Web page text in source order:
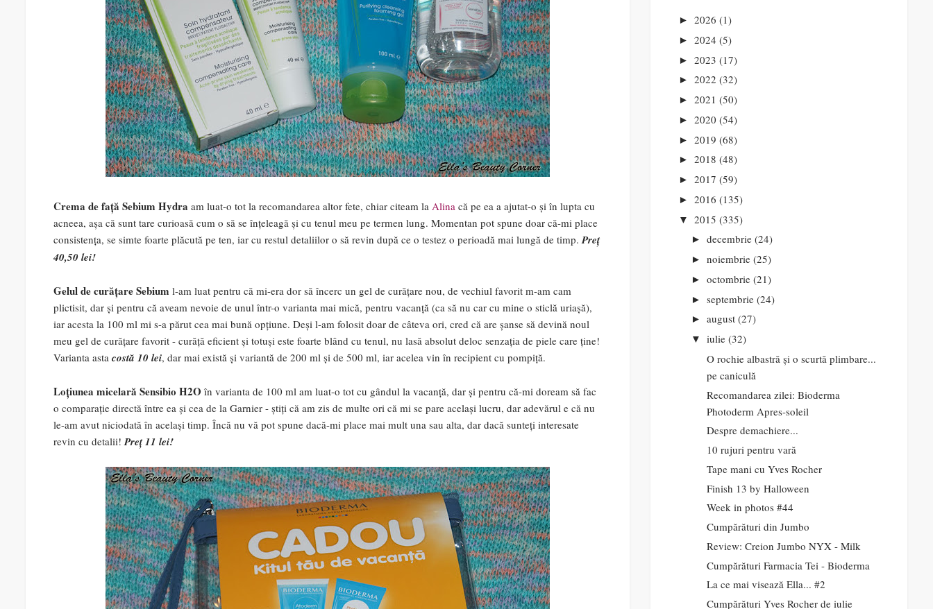
Crema de față Sebium Hydra am luat-o tot la recomandarea altor fete, chiar citeam la Alina că pe ea a ajutat-o și în lupta cu
acneea, așa că sunt tare curioasă cum o să se înțeleagă și cu tenul meu pe termen lung. Momentan pot spune doar că-mi place
consistența, se simte foarte plăcută pe ten, iar cu restul detaliilor o să revin după ce o testez o perioadă mai lungă de timp.Preț
40,50 lei!
Gelul de curățare Sebium l-am luat pentru că mi-era dor să încerc un gel de curățare nou, de vechiul favorit m-am cam
plictisit, dar și pentru că aveam nevoie de unul într-o varianta mai mică, pentru vacanță (ca să nu car cu mine o sticlă uriașă),
iar acesta la 100 ml mi s-a părut cea mai bună opțiune. Deși l-am folosit doar de câteva ori, cred că are șanse să devină noul
meu gel de curățare favorit - curăță eficient și totuși este foarte blând cu tenul, nu lasă absolut deloc senzația de piele care ține!
Varianta asta costă 10 lei, dar mai există și variantă de 200 ml și de 500 ml, iar acelea vin în recipient cu pompiță.
Loțiunea micelară Sensibio H2O în varianta de 100 ml am luat-o tot cu gândul la vacanță, dar și pentru că-mi doream să fac
o comparație directă între ea și cea de la Garnier - știți că am zis de multe ori că mi se pare același lucru, dar adevărul e că nu
le-am avut niciodată în același timp. Încă nu vă pot spune dacă-mi place mai mult una sau alta, dar dacă sunteți interesate
revin cu detalii!Preț 11 lei!
► 2026 (1)
► 2024 (5)
► 2023 (17)
► 2022 (32)
► 2021 (50)
► 2020 (54)
► 2019 (68)
► 2018 (48)
► 2017 (59)
► 2016 (135)
▼ 2015 (335)
► decembrie (24)
► noiembrie (25)
► octombrie (21)
► septembrie (24)
► august (27)
▼ iulie (32)
O rochie albastră și o scurtă plimbare...
pe caniculă
Recomandarea zilei: Bioderma
Photoderm Apres-soleil
Despre demachiere...
10 rujuri pentru vară
Tape mani cu Yves Rocher
Finish 13 by Halloween
Week in photos #44
Cumpărături din Jumbo
Review: Creion Jumbo NYX - Milk
Cumpărături Farmacia Tei - Bioderma
La ce mai visează Ella... #2
Cumpărături Yves Rocher de iulie